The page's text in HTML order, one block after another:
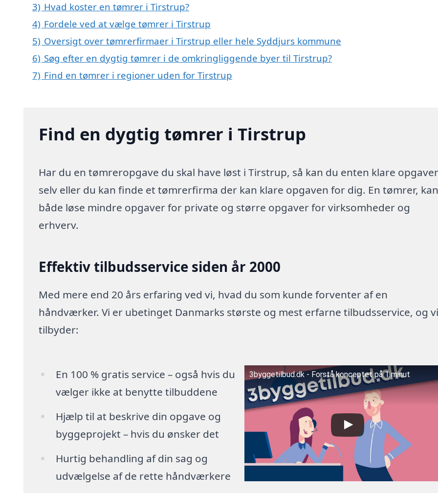
3) Hvad koster en tømrer i Tirstrup?
4) Fordele ved at vælge tømrer i Tirstrup
5) Oversigt over tømrerfirmaer i Tirstrup eller hele Syddjurs kommune
6) Søg efter en dygtig tømrer i de omkringliggende byer til Tirstrup?
7) Find en tømrer i regioner uden for Tirstrup
Find en dygtig tømrer i Tirstrup
Har du en tømreropgave du skal have løst i Tirstrup, så kan du enten klare
selv eller du kan finde et tømrerfirma der kan klare opgaven for dig. En tømrer,
både løse mindre opgaver for private og større opgaver for virksomheder og
erhverv.
Effektiv tilbudsservice siden år 2000
Med mere end 20 års erfaring ved vi, hvad du som kunde forventer af en
håndværker. Vi er ubetinget Danmarks største og mest erfarne tilbudsservice, og
tilbyder:
En 100 % gratis service – også hvis du
vælger ikke at benytte tilbuddene
Hjælp til at beskrive din opgave og
byggeprojekt – hvis du ønsker det
Hurtig behandling af din sag og
udvælgelse af de rette håndværkere
3byggetilbud.dk - Forstå konceptet på 1 minut